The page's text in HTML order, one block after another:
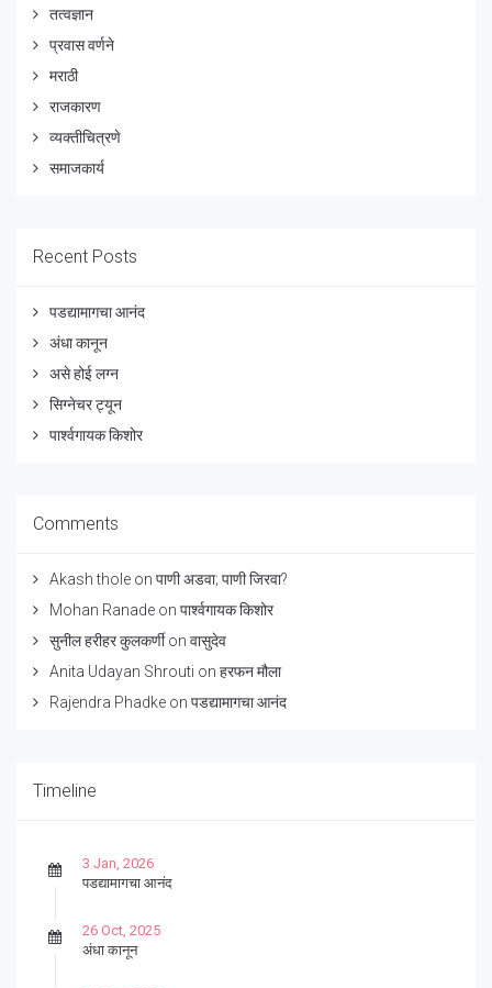
तत्वज्ञान
प्रवास वर्णने
मराठी
राजकारण
व्यक्तीचित्रणे
समाजकार्य
Recent Posts
पडद्यामागचा आनंद
अंधा कानून
असे होई लग्न
सिग्नेचर ट्यून
पार्श्वगायक किशोर
Comments
Akash thole on पाणी अडवा; पाणी जिरवा?
Mohan Ranade on पार्श्वगायक किशोर
सुनील हरीहर कुलकर्णीon वासुदेव
Anita Udayan Shrouti on हरफन मौला
Rajendra Phadke on पडद्यामागचा आनंद
Timeline
3 Jan, 2026
पडद्यामागचा आनंद
26 Oct, 2025
अंधा कानून